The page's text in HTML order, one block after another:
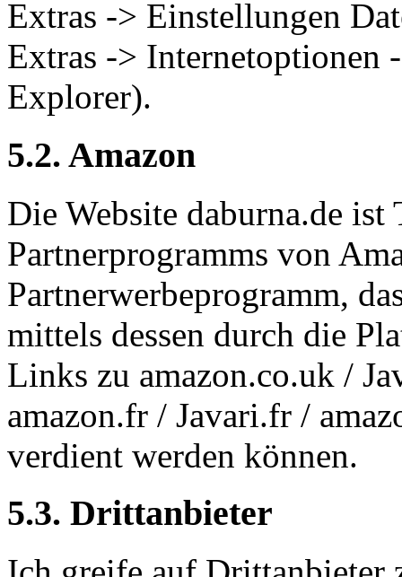
Extras -> Einstellungen
Extras -> Internetoptionen
Explorer).
5.2. Amazon
Die Website daburna.de ist
Partnerprogramms von
Partnerwerbeprogramm,
mittels dessen durch die
Links zu amazon.co.uk /
amazon.fr / Javari.fr /
verdient werden können.
5.3. Drittanbieter